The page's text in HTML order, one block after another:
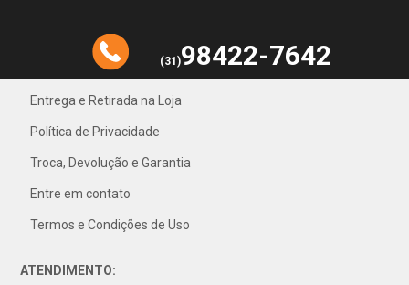
(31)98422-7642
4042-1018
Entrega e Retirada na Loja
Política de Privacidade
Troca, Devolução e Garantia
Entre em contato
Termos e Condições de Uso
ATENDIMENTO: